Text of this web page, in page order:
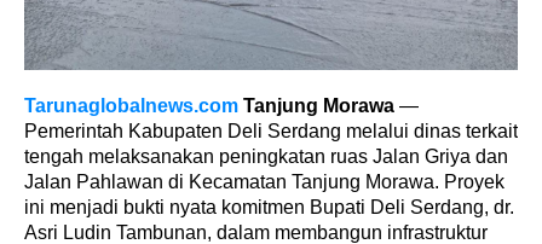
Tarunaglobalnews.com Tanjung Morawa —
Pemerintah Kabupaten Deli Serdang melalui dinas terkait
tengah melaksanakan peningkatan ruas Jalan Griya dan
Jalan Pahlawan di Kecamatan Tanjung Morawa. Proyek
ini menjadi bukti nyata komitmen Bupati Deli Serdang, dr.
Asri Ludin Tambunan, dalam membangun infrastruktur